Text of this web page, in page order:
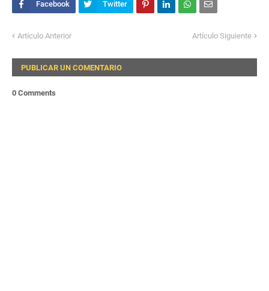
Artículo Anterior Artículo Siguiente
PUBLICAR UN COMENTARIO
0 Comments